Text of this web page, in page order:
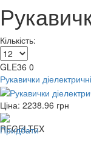
Кількість:
GLE36 0
Рукавички діелектричні
Ціна: 2238.96 грн
Придбати